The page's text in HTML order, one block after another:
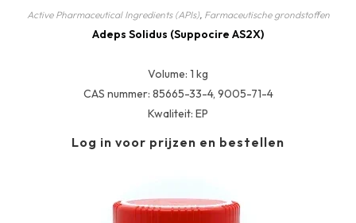
Active Pharmaceutical Ingredients (APIs), Farmaceutische grondstoffen
Adeps Solidus (Suppocire AS2X)
Volume: 1 kg
CAS nummer: 85665-33-4, 9005-71-4
Kwaliteit: EP
Log in voor prijzen en bestellen